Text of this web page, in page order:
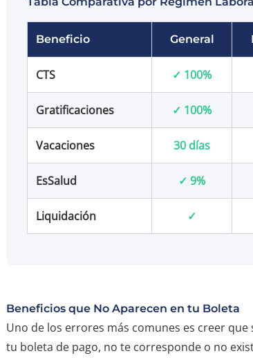
Beneficio General
CTS ✓ 100%
Gratificaciones ✓ 100%
Vacaciones 30 días
EsSalud ✓ 9%
Liquidación ✓
Beneficios que No Aparecen en tu Boleta
Uno de los errores más comunes es creer
tu boleta de pago, no te corresponde o no